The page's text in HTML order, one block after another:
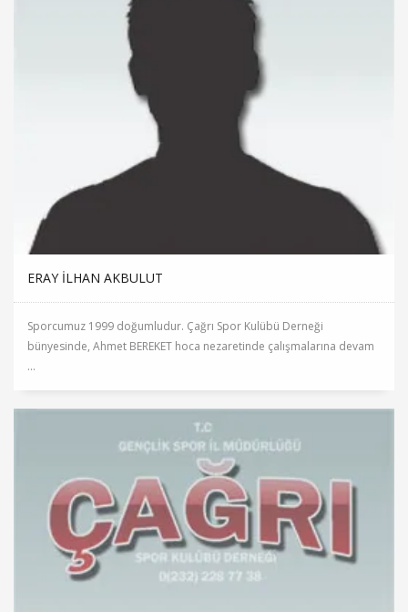
ERAY İLHAN AKBULUT
Sporcumuz 1999 doğumludur. Çağrı Spor Kulübü Derneği
bünyesinde, Ahmet BEREKET hoca nezaretinde çalışmalarına devam
...